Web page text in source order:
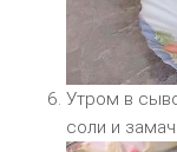
Утром в
соли и